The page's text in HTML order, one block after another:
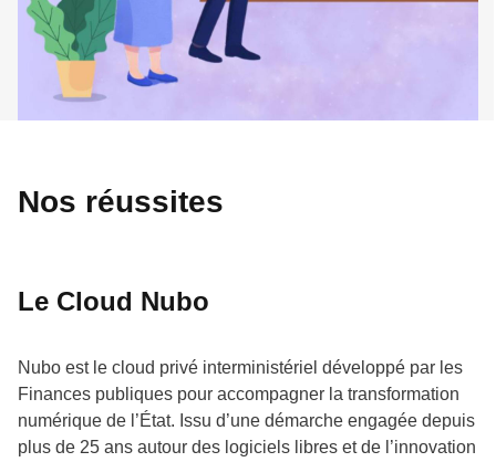
Nos réussites
Le Cloud Nubo
Nubo est le cloud privé interministériel développé par les
Finances publiques pour accompagner la transformation
numérique de l’État. Issu d’une démarche engagée depuis
plus de 25 ans autour des logiciels libres et de l’innovation